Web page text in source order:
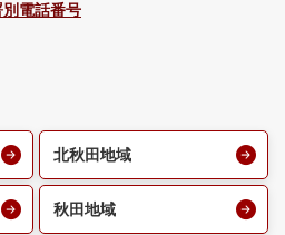
別電話番号
北秋田地域
秋田地域